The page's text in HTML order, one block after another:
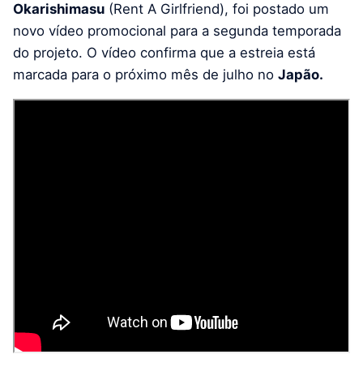
Okarishimasu (Rent A Girlfriend), foi postado um
novo vídeo promocional para a segunda temporada
do projeto. O vídeo confirma que a estreia está
marcada para o próximo mês de julho no Japão.